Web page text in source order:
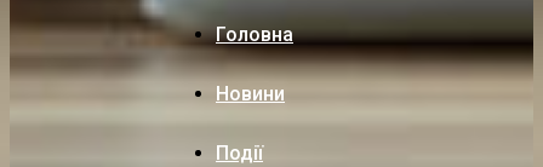
Головна
Новини
Події